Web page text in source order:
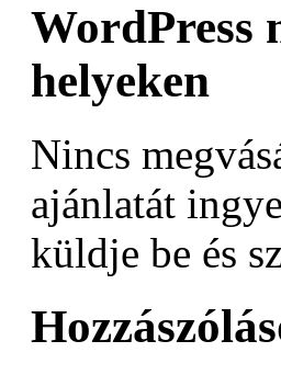
WordPress
helyeken
Nincs
ajánlatát
küldje be és